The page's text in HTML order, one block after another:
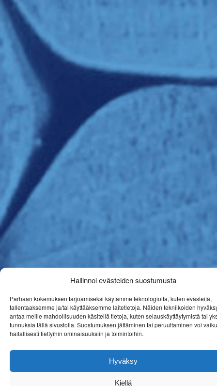
Hallinnoi evästeiden suostumusta
Parhaan kokemuksen tarjoamiseksi käytämme teknologioita, kuten evästeitä,
tallentaaksemme ja/tai käyttääksemme laitetietoja. Näiden tekniikoiden
antaa meille mahdollisuuden käsitellä tietoja, kuten selauskäyttäytymistä tai
tunnuksia tällä sivustolla. Suostumuksen jättäminen tai peruuttaminen voi
haitallisesti tiettyihin ominaisuuksiin ja toimintoihin.
Hyväksy
Kiellä